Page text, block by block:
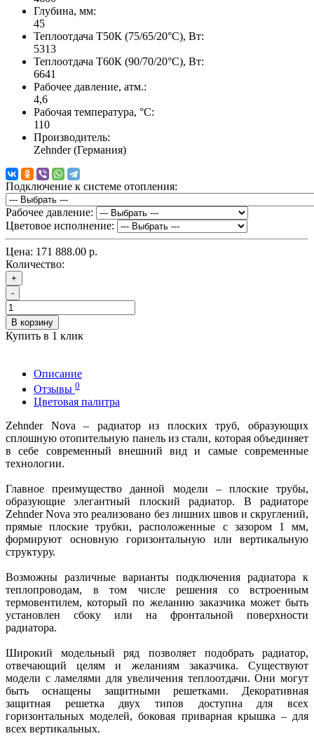
Глубина, мм:
45
Теплоотдача Т50К (75/65/20°C), Вт:
5313
Теплоотдача Т60К (90/70/20°C), Вт:
6641
Рабочее давление, атм.:
4,6
Рабочая температура, °C:
110
Производитель:
Zehnder (Германия)
Подключение к системе отопления:
Рабочее давление:
Цветовое исполнение:
Цена: 171 888.00 р.
Количество:
+
-
В корзину
Купить в 1 клик
Описание
Отзывы 0
Цветовая палитра
Zehnder Nova – радиатор из плоских труб, образующих
сплошную отопительную панель из стали, которая объединяет
в себе современный внешний вид и самые современные
технологии.
Главное преимущество данной модели – плоские трубы,
образующие элегантный плоский радиатор. В радиаторе
Zehnder Nova это реализовано без лишних швов и скруглений,
прямые плоские трубки, расположенные с зазором 1 мм,
формируют основную горизонтальную или вертикальную
структуру.
Возможны различные варианты подключения радиатора к
теплопроводам, в том числе решения со встроенным
термовентилем, который по желанию заказчика может быть
установлен сбоку или на фронтальной поверхности
радиатора.
Широкий модельный ряд позволяет подобрать радиатор,
отвечающий целям и желаниям заказчика. Существуют
модели с ламелями для увеличения теплоотдачи. Они могут
быть оснащены защитными решетками. Декоративная
защитная решетка двух типов доступна для всех
горизонтальных моделей, боковая приварная крышка – для
всех вертикальных.